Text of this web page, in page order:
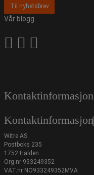
Til nyhetsbrev
Vår blogg
Kontaktinformasjon
Kontaktinformasjon
Witre AS
Postboks 235
1752 Halden
Org.nr 933249352
VAT.nr NO933249352MVA